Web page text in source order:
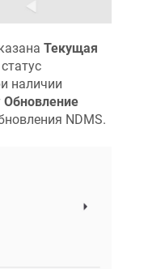
Текущая
наличии
Обновление
NDMS.